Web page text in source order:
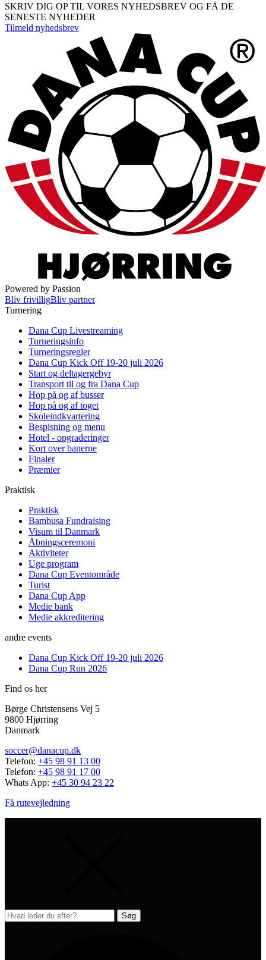
SKRIV DIG OP TIL VORES NYHEDSBREV OG FÅ DE
SENESTE NYHEDER
Tilmeld nyhedsbrev
Powered by Passion
Bliv frivilligBliv partner
Turnering
Dana Cup Livestreaming
Turneringsinfo
Turneringsregler
Dana Cup Kick Off 19-20 juli 2026
Start og deltagergebyr
Transport til og fra Dana Cup
Hop på og af busser
Hop på og af toget
Skoleindkvartering
Bespisning og menu
Hotel - opgraderinger
Kort over banerne
Finaler
Præmier
Praktisk
Praktisk
Bambusa Fundraising
Visum til Danmark
Åbningsceremoni
Aktiviteter
Uge program
Dana Cup Eventområde
Turist
Dana Cup App
Medie bank
Medie akkreditering
andre events
Dana Cup Kick Off 19-20 juli 2026
Dana Cup Run 2026
Find os her
Børge Christensens Vej 5
9800 Hjørring
Danmark
soccer@danacup.dk
Telefon: +45 98 91 13 00
Telefon: +45 98 91 17 00
Whats App: +45 30 94 23 22
Få rutevejledning